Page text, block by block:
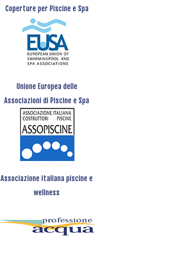
Coperture per Piscine e Spa
Unione Europea delle
Associazioni di Piscine e Spa
Associazione italiana piscine e
wellness